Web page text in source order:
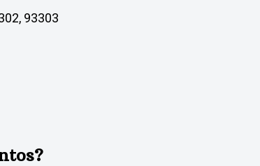
93303